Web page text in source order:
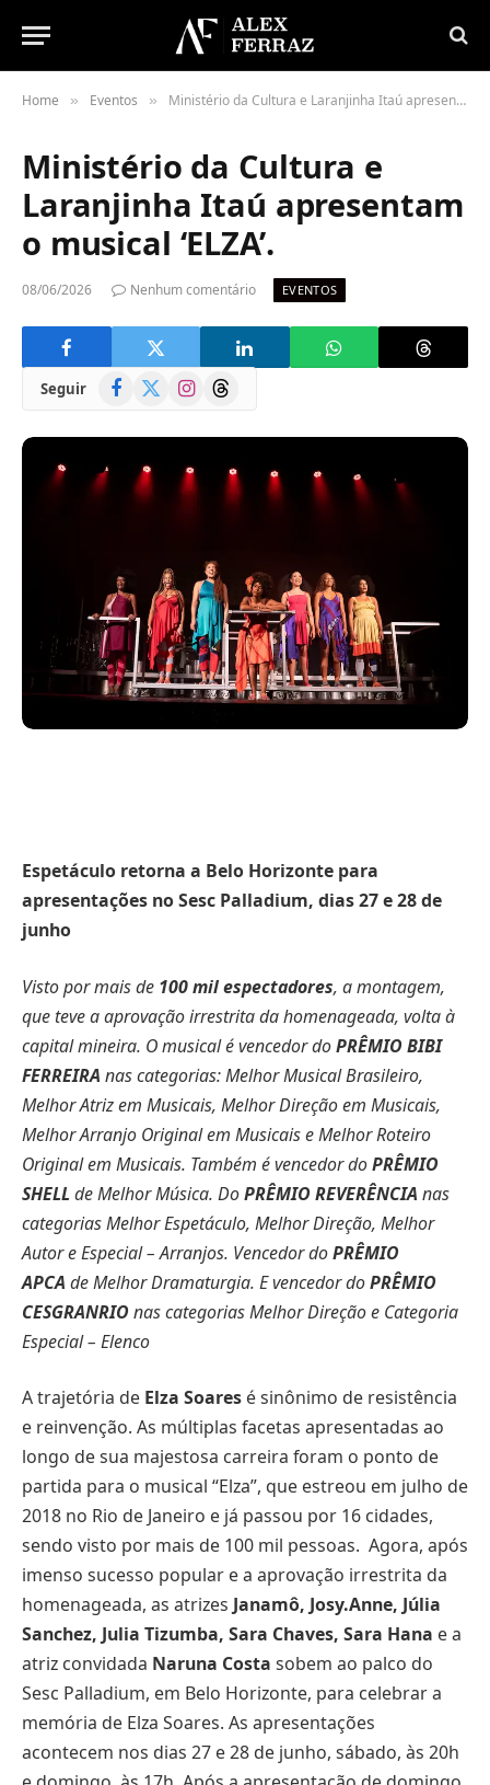
Home » Eventos » Ministério da Cultura e Laranjinha Itaú apresentam o musical ‘ELZA’.
Ministério da Cultura e
Laranjinha Itaú apresentam
o musical ‘ELZA’.
08/06/2026 Nenhum comentário EVENTOS
Seguir Facebook
(Twitter)
InstagramThreads
Espetáculo retorna a Belo Horizonte para
apresentações no Sesc Palladium, dias 27 e 28 de
junho
Visto por mais de 100 mil espectadores, a montagem,
que teve a aprovação irrestrita da homenageada, volta à
capital mineira. O musical é vencedor doPRÊMIO BIBI
FERREIRA nas categorias: Melhor Musical Brasileiro,
Melhor Atriz em Musicais, Melhor Direção em Musicais,
Melhor Arranjo Original em Musicais e Melhor Roteiro
Original em Musicais. Também é vencedor doPRÊMIO
SHELL de Melhor Música. DoPRÊMIO REVERÊNCIA nas
categorias Melhor Espetáculo, Melhor Direção, Melhor
Autor e Especial – Arranjos. Vencedor doPRÊMIO
APCA de Melhor Dramaturgia. E vencedor doPRÊMIO
CESGRANRIO nas categorias Melhor Direção e Categoria
Especial – Elenco
A trajetória de Elza Soares é sinônimo de resistência
e reinvenção. As múltiplas facetas apresentadas ao
longo de sua majestosa carreira foram o ponto de
partida para o musical “Elza”, que estreou em julho de
2018 no Rio de Janeiro e já passou por 16 cidades,
sendo visto por mais de 100 mil pessoas. Agora, após
imenso sucesso popular e a aprovação irrestrita da
homenageada, as atrizes Janamô, Josy.Anne, Júlia
Sanchez, Julia Tizumba, Sara Chaves, Sara Hana e a
atriz convidada Naruna Costa sobem ao palco do
Sesc Palladium, em Belo Horizonte, para celebrar a
memória de Elza Soares. As apresentações
acontecem nos dias 27 e 28 de junho, sábado, às 20h